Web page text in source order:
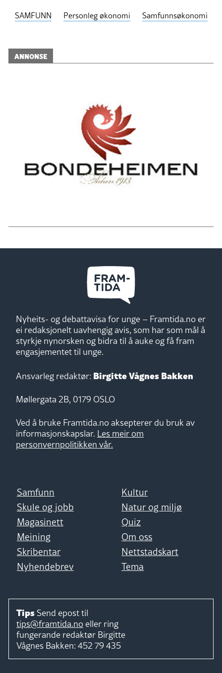
SAMFUNN Personleg økonomi Samfunnsøkonomi
ANNONSE
Nyheits- og debattavisa for unge – Framtida.no er
ei redaksjonelt uavhengig avis, som har som mål å
styrkje nynorsken og bidra til å auke og få fram
engasjementet til unge.
Ansvarleg redaktør: Birgitte Vågnes Bakken
Møllergata 2B, 0179 OSLO
Ved å bruke Framtida.no aksepterer du bruk av
informasjonskapslar. Les meir om
personvernpolitikken vår.
Samfunn
Kultur
Skule og jobb
Natur og miljø
Magasinett
Quiz
Meining
Om oss
Skribentar
Nettstadskart
Nyhendebrev
Tema
Tips Send epost til
tips@framtida.no eller ring
fungerande redaktør Birgitte
Vågnes Bakken: 452 79 435